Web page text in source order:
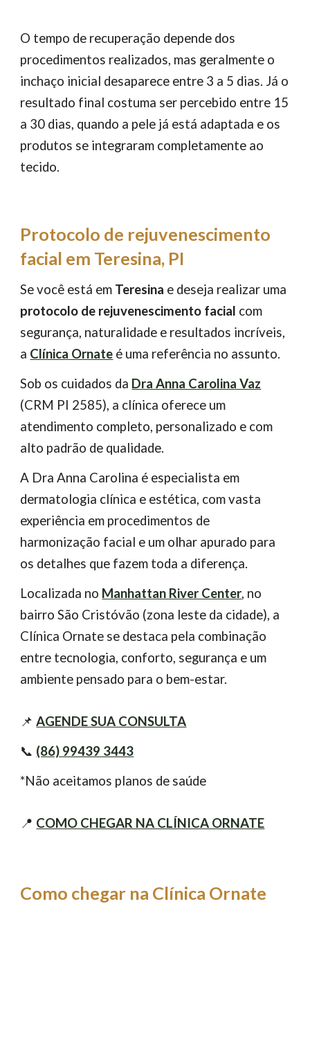
O tempo de recuperação depende dos
procedimentos realizados, mas geralmente o
inchaço inicial desaparece entre 3 a 5 dias. Já o
resultado final costuma ser percebido entre 15
a 30 dias, quando a pele já está adaptada e os
produtos se integraram completamente ao
tecido.
Protocolo de rejuvenescimento
facial em Teresina, PI
Se você está em Teresina e deseja realizar uma
protocolo de rejuvenescimento facial com
segurança, naturalidade e resultados incríveis,
a Clínica Ornate é uma referência no assunto.
Sob os cuidados da Dra Anna Carolina Vaz
(CRM PI 2585), a clínica oferece um
atendimento completo, personalizado e com
alto padrão de qualidade.
A Dra Anna Carolina é especialista em
dermatologia clínica e estética, com vasta
experiência em procedimentos de
harmonização facial e um olhar apurado para
os detalhes que fazem toda a diferença.
Localizada no Manhattan River Center, no
bairro São Cristóvão (zona leste da cidade), a
Clínica Ornate se destaca pela combinação
entre tecnologia, conforto, segurança e um
ambiente pensado para o bem-estar.
📌AGENDE SUA CONSULTA
📞 (86) 99439 3443
*Não aceitamos planos de saúde
📍 COMO CHEGAR NA CLÍNICA ORNATE
Como chegar na Clínica Ornate